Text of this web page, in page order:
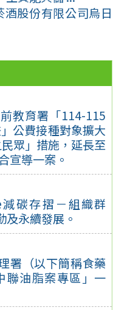
教育署「114-115
公費接種對象擴大
眾」措施，延長至
宣導一案。
碳存摺－組織群
永續發展。
署（以下簡稱食藥
聯油脂案專區」一
酒股份有限公司烏日